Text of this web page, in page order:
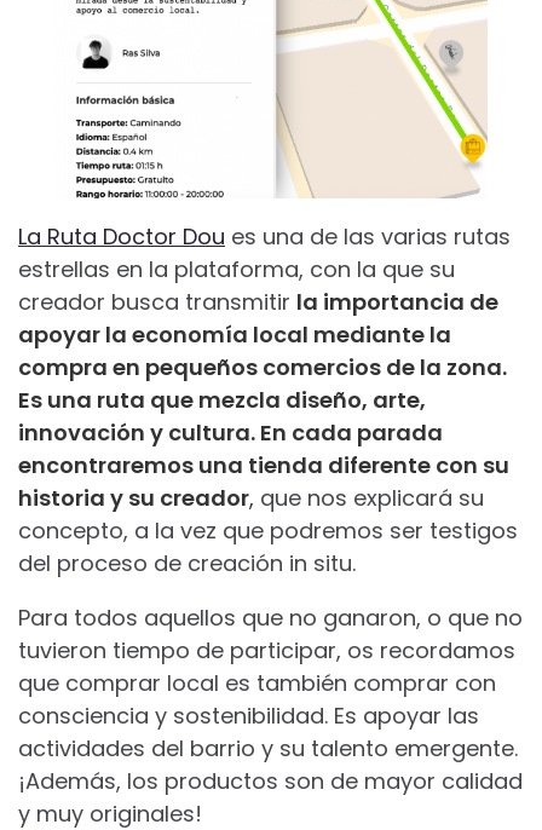
La Ruta Doctor Dou es una de las varias rutas
estrellas en la plataforma, con la que su
creador busca transmitir la importancia de
apoyar la economía local mediante la
compra en pequeños comercios de la zona.
Es una ruta que mezcla diseño, arte,
innovación y cultura. En cada parada
encontraremos una tienda diferente con su
historia y su creador, que nos explicará su
concepto, a la vez que podremos ser testigos
del proceso de creación in situ.
Para todos aquellos que no ganaron, o que no
tuvieron tiempo de participar, os recordamos
que comprar local es también comprar con
consciencia y sostenibilidad. Es apoyar las
actividades del barrio y su talento emergente.
¡Además, los productos son de mayor calidad
y muy originales!